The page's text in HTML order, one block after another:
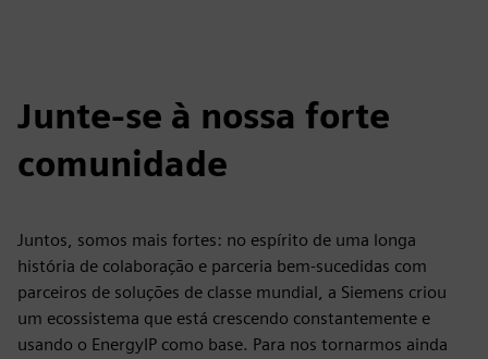
Junte-se à nossa forte
comunidade
Juntos, somos mais fortes: no espírito de uma longa
história de colaboração e parceria bem-sucedidas com
parceiros de soluções de classe mundial, a Siemens criou
um ecossistema que está crescendo constantemente e
usando o EnergyIP como base. Para nos tornarmos ainda